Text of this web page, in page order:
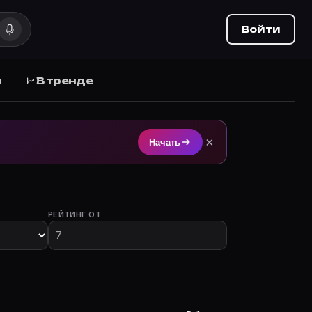
на Movie Planner (movie-planner.ru).
Войти
В тренде
Начать ×
РЕЙТИНГ ОТ